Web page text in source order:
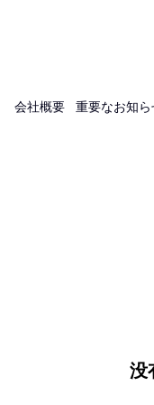
会社概要 重要なお知
没